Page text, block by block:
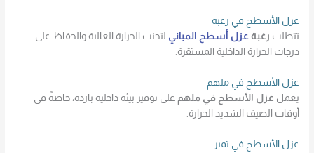
عزل الأسطح في رغبة
تتطلب رغبة عزل أسطح المباني لتجنب الحرارة العالية والحفاظ على
درجات الحرارة الداخلية المستقرة.
عزل الأسطح في ملهم
يعمل عزل الأسطح في ملهم على توفير بيئة داخلية باردة، خاصةً في
أوقات الصيف الشديد الحرارة.
عزل الأسطح في تمير